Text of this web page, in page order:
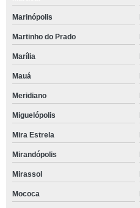
Marinópolis
Martinho do Prado
Marília
Mauá
Meridiano
Miguelópolis
Mira Estrela
Mirandópolis
Mirassol
Mococa